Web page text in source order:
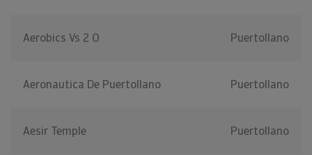
Aerobics Vs 2 O Puertollano
Aeronautica De Puertollano Puertollano
Aesir Temple Puertollano